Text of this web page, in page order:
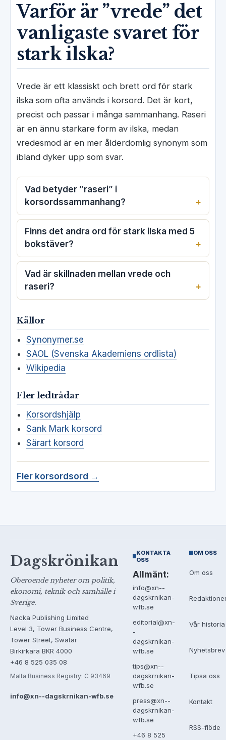
Varför är ”vrede” det
vanligaste svaret för
stark ilska?
Vrede är ett klassiskt och brett ord för stark
ilska som ofta används i korsord. Det är kort,
precist och passar i många sammanhang. Raseri
är en ännu starkare form av ilska, medan
vredesmod är en mer ålderdomlig synonym som
ibland dyker upp som svar.
Vad betyder ”raseri” i
korsordssammanhang?
Finns det andra ord för stark ilska med 5
bokstäver?
Vad är skillnaden mellan vrede och
raseri?
Källor
Synonymer.se
SAOL (Svenska Akademiens ordlista)
Wikipedia
Fler ledtrådar
Korsordshjälp
Sank Mark korsord
Särart korsord
Fler korsordsord →
Dagskrönikan
Oberoende nyheter om politik,
ekonomi, teknik och samhälle i
Sverige.
Nacka Publishing Limited
Level 3, Tower Business Centre,
Tower Street, Swatar
Birkirkara BKR 4000
+46 8 525 035 08
Malta Business Registry: C 93469
info@xn--dagskrnikan-wfb.se
KONTAKTA
OSS
Allmänt:
info@xn--
dagskrnikan-
wfb.se
editorial@xn-
-
dagskrnikan-
wfb.se
tips@xn--
dagskrnikan-
wfb.se
press@xn--
dagskrnikan-
wfb.se
+46 8 525
OM OSS
Om oss
Vår historia
Nyhetsbrev
Tipsa oss
Kontakt
RSS-flöde